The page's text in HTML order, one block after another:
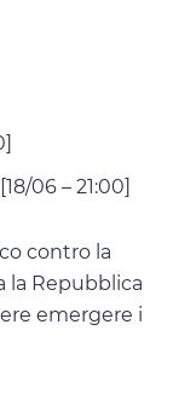
[18/06 – 21:00]
contro la
la Repubblica
emergere i